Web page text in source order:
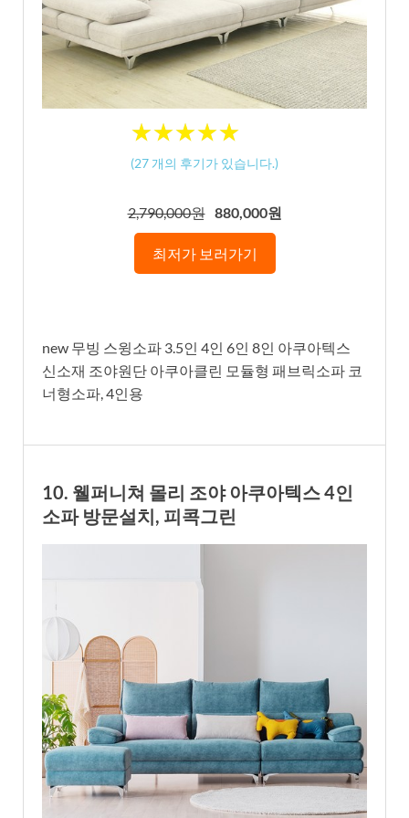
★★★★★
★★★★★
(27 개의 후기가 있습니다.)
2,790,000원 880,000원
최저가 보러가기
new 무빙 스윙소파 3.5인 4인 6인 8인 아쿠아텍스
신소재 조야원단 아쿠아클린 모듈형 패브릭소파 코
너형소파, 4인용
10. 웰퍼니쳐 몰리 조야 아쿠아텍스 4인
소파 방문설치, 피콕그린